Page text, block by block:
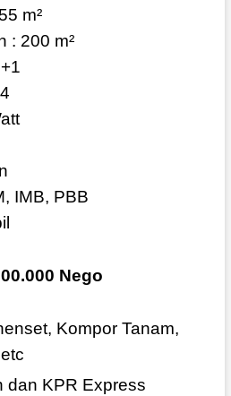
m²
: 200 m²
IMB, PBB
Nego
Kompor Tanam,
dan KPR Express